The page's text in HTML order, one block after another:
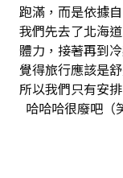
跑滿，而是依據
我們先去了北海
體力，接著再到
覺得旅行應該是
所以我們只有安
哈哈哈很廢吧（